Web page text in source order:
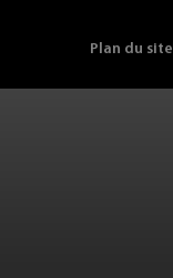
Plan du site